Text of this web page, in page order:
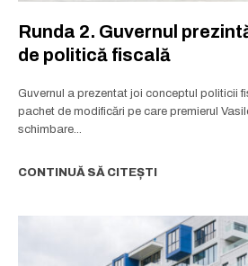
Runda 2. Guvernul
de politică fiscală
Guvernul a prezentat joi conceptul politicii
pachet de modificări pe care premierul
schimbare...
CONTINUĂ SĂ CITEȘTI